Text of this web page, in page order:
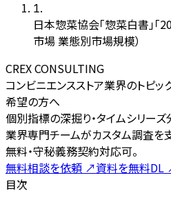
1.
日本惣菜協会「惣菜白書」「
市場 業態別市場規模）
CREX CONSULTING
コンビニエンスストア業界のトピ
希望の方へ
個別指標の深掘り・タイムシリー
業界専門チームがカスタム調査を
無料・守秘義務契約対応可。
無料相談を依頼 ↗資料を無料DL
目次